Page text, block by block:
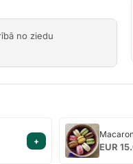
no ziedu
+
Macarons
cepumi
kārbiņā
EUR